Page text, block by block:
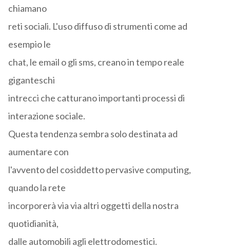
chiamano
reti sociali. L'uso diffuso di strumenti come ad
esempio le
chat, le email o gli sms, creano in tempo reale
giganteschi
intrecci che catturano importanti processi di
interazione sociale.
Questa tendenza sembra solo destinata ad
aumentare con
l'avvento del cosiddetto pervasive computing,
quando la rete
incorporerà via via altri oggetti della nostra
quotidianità,
dalle automobili agli elettrodomestici.